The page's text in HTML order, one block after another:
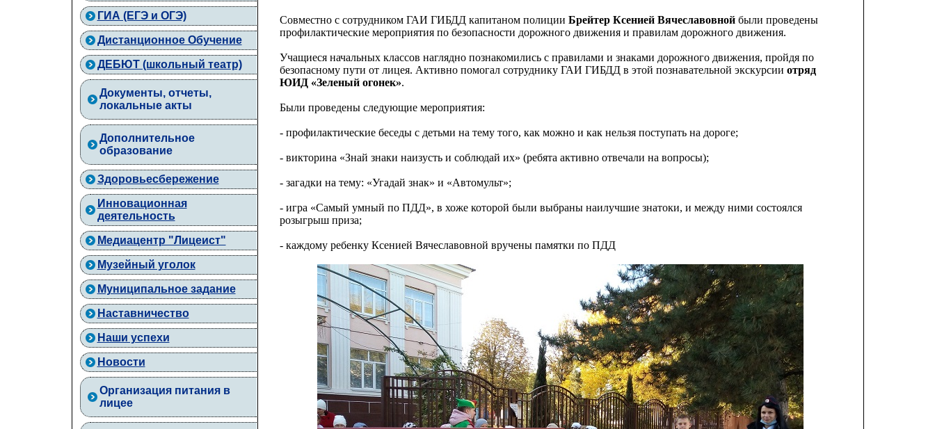
ГИА (ЕГЭ и ОГЭ)
Дистанционное Обучение
ДЕБЮТ (школьный театр)
Документы, отчеты,
локальные акты
Дополнительное
образование
Здоровьесбережение
Инновационная
деятельность
Медиацентр "Лицеист"
Музейный уголок
Муниципальное задание
Наставничество
Наши успехи
Новости
Организация питания в
лицее
Совместно с сотрудником ГАИ ГИБДД капитаном полиции Брейтер Ксенией Вячеславовнойбыли проведены
профилактические мероприятия по безопасности дорожного движения и правилам дорожного движения.
Учащиеся начальных классов наглядно познакомились с правилами и знаками дорожного движения, пройдя по
безопасному пути от лицея. Активно помогал сотруднику ГАИ ГИБДД в этой познавательной экскурсии отряд
ЮИД «Зеленый огонек».
Были проведены следующие мероприятия:
- профилактические беседы с детьми на тему того, как можно и как нельзя поступать на дороге;
- викторина «Знай знаки наизусть и соблюдай их» (ребята активно отвечали на вопросы);
- загадки на тему: «Угадай знак» и «Автомульт»;
- игра «Самый умный по ПДД», в хоже которой были выбраны наилучшие знатоки, и между ними состоялся
розыгрыш приза;
- каждому ребенку Ксенией Вячеславовной вручены памятки по ПДД